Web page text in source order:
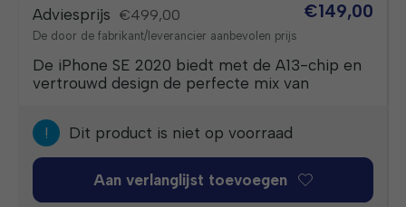
Adviesprijs €499,00
De door de fabrikant/leverancier aanbevolen prijs
€149,00
De iPhone SE 2020 biedt met de A13-chip en
vertrouwd design de perfecte mix van
! Dit product is niet op voorraad
Aan verlanglijst toevoegen